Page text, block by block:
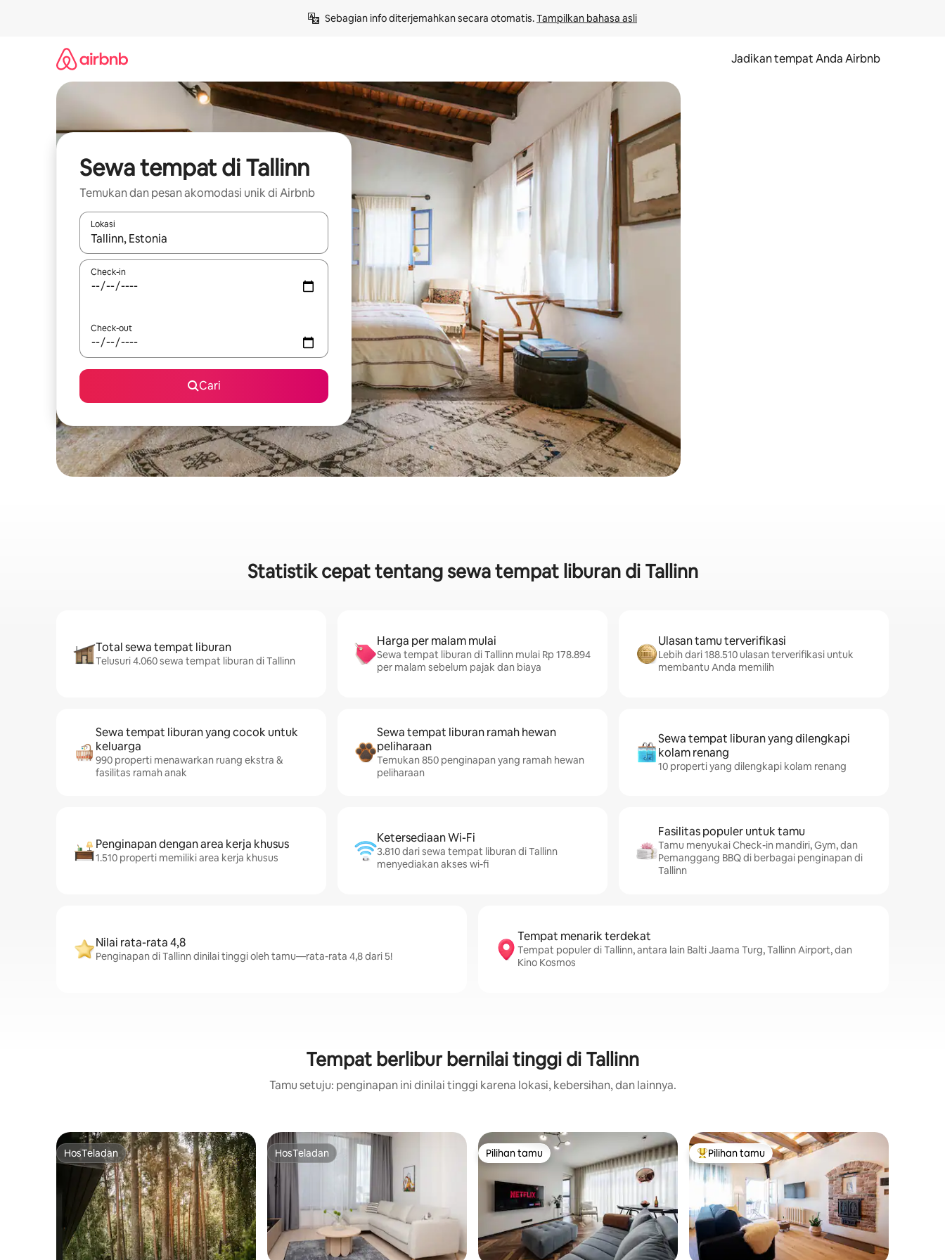
Sebagian info diterjemahkan secara otomatis. Tampilkan bahasa asli
Jadikan tempat Anda Airbnb
Sewa tempat di Tallinn
Temukan dan pesan akomodasi unik di Airbnb
Lokasi
Jika hasil yang dicari tersedia, telusuri dengan tombol panah ke atas dan ke bawah atau jelajahi dengan sentuhan atau gerakan menggeser.
Check-in
Check-out
Cari
Statistik cepat tentang sewa tempat liburan di Tallinn
Total sewa tempat liburan
Telusuri 4.060 sewa tempat liburan di Tallinn
Harga per malam mulai
Sewa tempat liburan di Tallinn mulai Rp 178.894
per malam sebelum pajak dan biaya
Ulasan tamu terverifikasi
Lebih dari 188.510 ulasan terverifikasi untuk
membantu Anda memilih
Sewa tempat liburan yang cocok untuk
keluarga
990 properti menawarkan ruang ekstra &
fasilitas ramah anak
Sewa tempat liburan ramah hewan
peliharaan
Temukan 850 penginapan yang ramah hewan
peliharaan
Sewa tempat liburan yang dilengkapi
kolam renang
10 properti yang dilengkapi kolam renang
Penginapan dengan area kerja khusus
1.510 properti memiliki area kerja khusus
Ketersediaan Wi-Fi
3.810 dari sewa tempat liburan di Tallinn
menyediakan akses wi-fi
Fasilitas populer untuk tamu
Tamu menyukai Check-in mandiri, Gym, dan
Pemanggang BBQ di berbagai penginapan di
Tallinn
Nilai rata-rata 4,8
Penginapan di Tallinn dinilai tinggi oleh tamu—rata-rata 4,8 dari 5!
Tempat menarik terdekat
Tempat populer di Tallinn, antara lain Balti Jaama Turg, Tallinn Airport, dan
Kino Kosmos
Tempat berlibur bernilai tinggi di Tallinn
Tamu setuju: penginapan ini dinilai tinggi karena lokasi, kebersihan, dan lainnya.
HosTeladan
HosTeladan HosTeladan
HosTeladan Pilihan tamu
Pilihan tamu Pilihan tamu terpopuler
Pilihan tamu